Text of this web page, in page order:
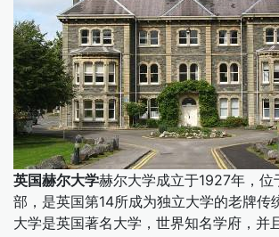
英国赫尔大学赫尔大学成立于1927年，位
部，是英国第14所成为独立大学的老牌传
大学是英国著名大学，世界知名学府，并